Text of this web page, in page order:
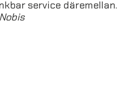
service däremellan.